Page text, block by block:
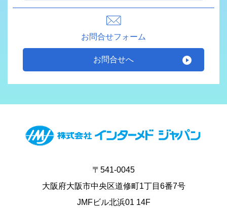
お問合せフォーム
お問合せへ
〒541-0045
大阪府大阪市中央区道修町1丁目6番7号
JMFビル北浜01 14F